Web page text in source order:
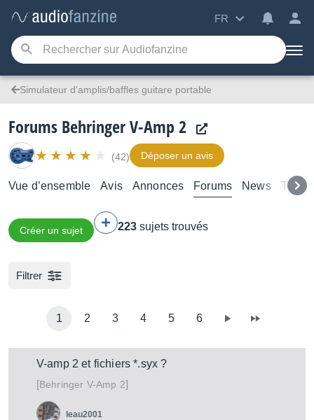
FR
Simulateur d'amplis/baffles guitare portable
Forums Behringer V-Amp 2
(42) Déposer un avis
Vue d’ensemble Avis Annonces Forums News
Créer un sujet 223 sujets trouvés
Filtrer
1 2 3 4 5 6
V-amp 2 et fichiers *.syx ?
[Behringer V-Amp 2]
leau2001